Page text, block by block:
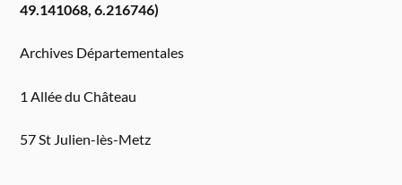
49.141068, 6.216746)
Archives Départementales
1 Allée du Château
57 St Julien-lès-Metz